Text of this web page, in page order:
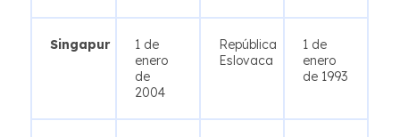
Singapur
1 de
enero
de
2004
República
Eslovaca
1 de
enero
de 1993